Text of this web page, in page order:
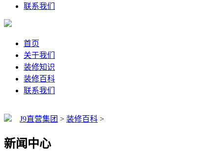
联系我们
首页
关于我们
装修知识
装修百科
联系我们
J9直营集团 > 装修百科 >
新闻中心